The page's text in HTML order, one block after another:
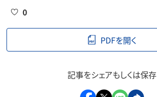
0
PDFを開く
記事をシェアもしくは保存